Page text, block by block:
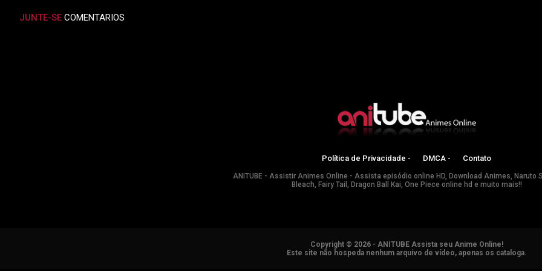
JUNTE-SE COMENTARIOS
Política de Privacidade - DMCA - Contato
ANITUBE - Assistir Animes Online - Assista episódio online HD, Download Animes, Naruto
Bleach, Fairy Tail, Dragon Ball Kai, One Piece online hd e muito mais!!
Copyright © 2026 - ANITUBE Assista seu Anime Online!
Este site não hospeda nenhum arquivo de vídeo, apenas os cataloga.